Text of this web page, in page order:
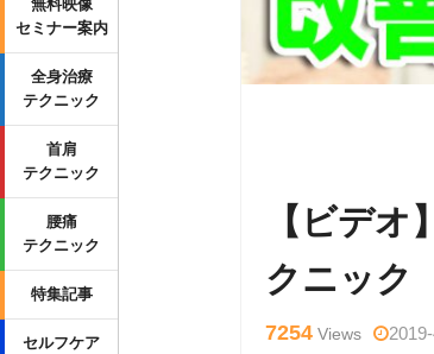
無料映像
セミナー案内
全身治療
テクニック
首肩
テクニック
腰痛
テクニック
特集記事
セルフケア
【ビデ
クニック
7254 Views